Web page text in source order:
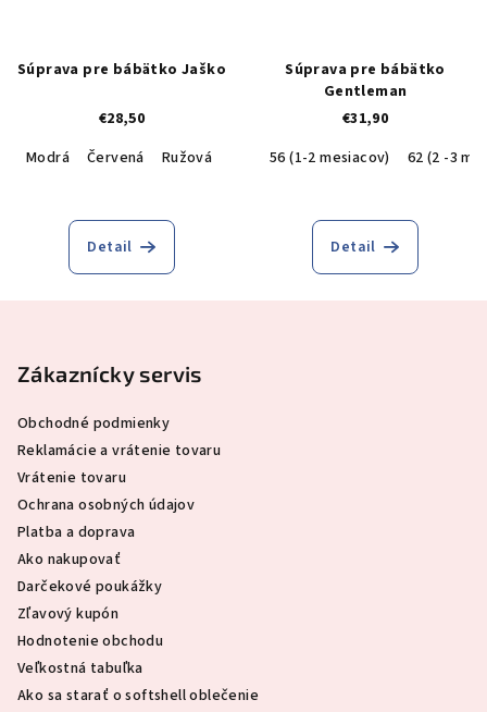
Súprava pre bábätko Jaško
€28,50
Modrá
Červená Ružová Tmavomodrá
Detail
Súprava pre bábätko
Gentleman
€31,90
56 (1-2 mesiacov)
62 (2 -3
Detail
Zákaznícky servis
Obchodné podmienky
Reklamácie a vrátenie tovaru
Vrátenie tovaru
Ochrana osobných údajov
Platba a doprava
Ako nakupovať
Darčekové poukážky
Zľavový kupón
Hodnotenie obchodu
Veľkostná tabuľka
Ako sa starať o softshell oblečenie